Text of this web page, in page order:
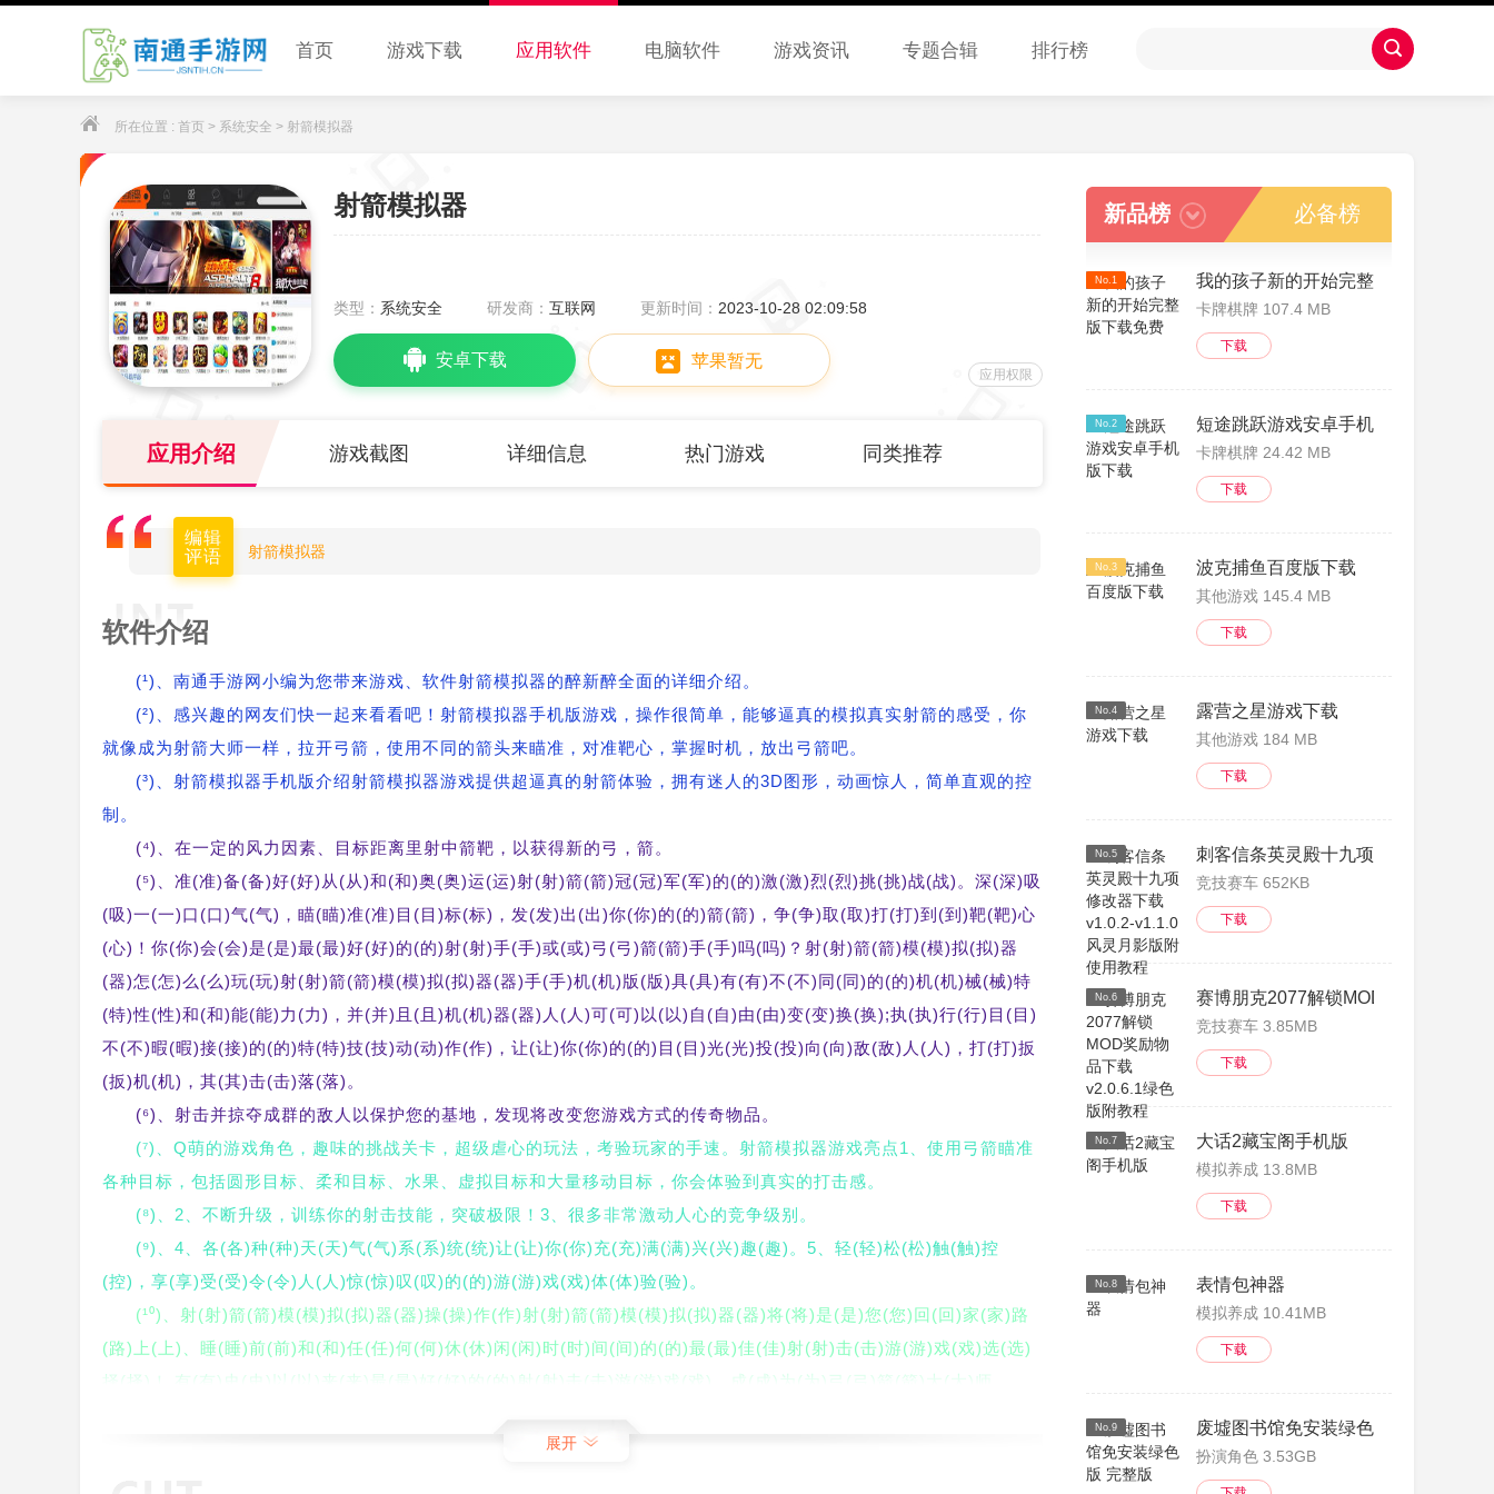
首页 游戏下载 应用软件 电脑软件 游戏资讯 专题合辑 排行榜
所在位置 : 首页 > 系统安全 > 射箭模拟器
射箭模拟器
类型： 系统安全 研发商： 互联网 更新时间： 2023-10-28 02:09:58
安卓下载 苹果暂无
应用权限
应用介绍 游戏截图 详细信息 热门游戏 同类推荐
编辑
评语
射箭模拟器
软件介绍
(¹)、南通手游网小编为您带来游戏、软件射箭模拟器的醉新醉全面的详细介绍。
(²)、感兴趣的网友们快一起来看看吧！射箭模拟器手机版游戏，操作很简单，能够逼真的模拟真实射箭的感受，你
就像成为射箭大师一样，拉开弓箭，使用不同的箭头来瞄准，对准靶心，掌握时机，放出弓箭吧。
(³)、射箭模拟器手机版介绍射箭模拟器游戏提供超逼真的射箭体验，拥有迷人的3D图形，动画惊人，简单直观的控
制。
(⁴)、在一定的风力因素、目标距离里射中箭靶，以获得新的弓，箭。
(⁵)、准(准)备(备)好(好)从(从)和(和)奥(奥)运(运)射(射)箭(箭)冠(冠)军(军)的(的)激(激)烈(烈)挑(挑)战(战)。深(深)吸
(吸)一(一)口(口)气(气)，瞄(瞄)准(准)目(目)标(标)，发(发)出(出)你(你)的(的)箭(箭)，争(争)取(取)打(打)到(到)靶(靶)心
(心)！你(你)会(会)是(是)最(最)好(好)的(的)射(射)手(手)或(或)弓(弓)箭(箭)手(手)吗(吗)？射(射)箭(箭)模(模)拟(拟)器
(器)怎(怎)么(么)玩(玩)射(射)箭(箭)模(模)拟(拟)器(器)手(手)机(机)版(版)具(具)有(有)不(不)同(同)的(的)机(机)械(械)特
(特)性(性)和(和)能(能)力(力)，并(并)且(且)机(机)器(器)人(人)可(可)以(以)自(自)由(由)变(变)换(换);执(执)行(行)目(目)
不(不)暇(暇)接(接)的(的)特(特)技(技)动(动)作(作)，让(让)你(你)的(的)目(目)光(光)投(投)向(向)敌(敌)人(人)，打(打)扳
(扳)机(机)，其(其)击(击)落(落)。
(⁶)、射击并掠夺成群的敌人以保护您的基地，发现将改变您游戏方式的传奇物品。
(⁷)、Q萌的游戏角色，趣味的挑战关卡，超级虐心的玩法，考验玩家的手速。射箭模拟器游戏亮点1、使用弓箭瞄准
各种目标，包括圆形目标、柔和目标、水果、虚拟目标和大量移动目标，你会体验到真实的打击感。
(⁸)、2、不断升级，训练你的射击技能，突破极限！3、很多非常激动人心的竞争级别。
(⁹)、4、各(各)种(种)天(天)气(气)系(系)统(统)让(让)你(你)充(充)满(满)兴(兴)趣(趣)。5、轻(轻)松(松)触(触)控
(控)，享(享)受(受)令(令)人(人)惊(惊)叹(叹)的(的)游(游)戏(戏)体(体)验(验)。
(¹⁰)、射(射)箭(箭)模(模)拟(拟)器(器)操(操)作(作)射(射)箭(箭)模(模)拟(拟)器(器)将(将)是(是)您(您)回(回)家(家)路
(路)上(上)、睡(睡)前(前)和(和)任(任)何(何)休(休)闲(闲)时(时)间(间)的(的)最(最)佳(佳)射(射)击(击)游(游)戏(戏)选(选)
择(择)！ 有(有)史(史)以(以)来(来)最(最)好(好)的(的)射(射)击(击)游(游)戏(戏)，成(成)为(为)弓(弓)箭(箭)大(大)师
(¹¹)、来(来)吧(吧)，努(努)力(力)成(成)为(为)射(射)箭(箭)大(大)师(师)！以(以)上(上)就(就)是(是)南(南)通(通)手
展开
新品榜 必备榜
No.1 我的孩子新的开始完整版下载免费
卡牌棋牌 107.4 MB
下载
No.2 短途跳跃游戏安卓手机版下载
卡牌棋牌 24.42 MB
下载
No.3 波克捕鱼百度版下载
其他游戏 145.4 MB
下载
No.4 露营之星游戏下载
其他游戏 184 MB
下载
No.5 刺客信条英灵殿十九项修改器下载
竞技赛车 652KB
下载
No.6 赛博朋克2077解锁MOD奖励物品下
竞技赛车 3.85MB
下载
No.7 大话2藏宝阁手机版
模拟养成 13.8MB
下载
No.8 表情包神器
模拟养成 10.41MB
下载
No.9 废墟图书馆免安装绿色版 完整版
扮演角色 3.53GB